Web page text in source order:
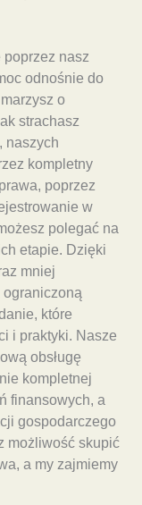
poprzez nasz
odnośnie do
o
strachasz
naszych
kompletny
poprzez
w
polegać na
etapie. Dzięki
mniej
które
i praktyki. Nasze
obsługę
kompletnej
finansowych, a
gospodarczego
możliwość skupić
a my zajmiemy